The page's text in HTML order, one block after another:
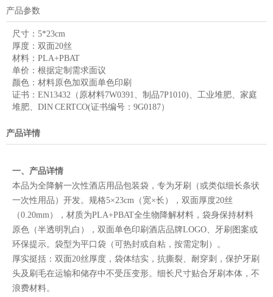
产品参数
尺寸： 5*23cm
厚度： 双面20丝
材料： PLA+PBAT
单价： 根据定制需求面议
颜色： 材料原色加双面单色印刷
证书： EN13432（原材料7W0391、制品7P1010)、工业堆肥、家庭
堆肥、DIN CERTCO(证书编号：9G0187）
产品详情
一、产品详情
本品为全降解一次性酒店用品包装袋，专为牙刷（或类似细长条状
一次性用品）开发。规格5×23cm（宽×长），双面厚度20丝
（0.20mm），材质为PLA+PBAT全生物降解材料，袋身保持材料
原色（半透明乳白），双面单色印刷酒店品牌LOGO、牙刷图案或
环保提示。袋型为平口袋（可热封或自粘，按需定制）。
厚实挺括：双面20丝厚度，袋体结实，抗撕裂、耐穿刺，保护牙刷
头及刷毛在运输和储存中不受压变形。细长尺寸贴合牙刷本体，不
浪费材料。